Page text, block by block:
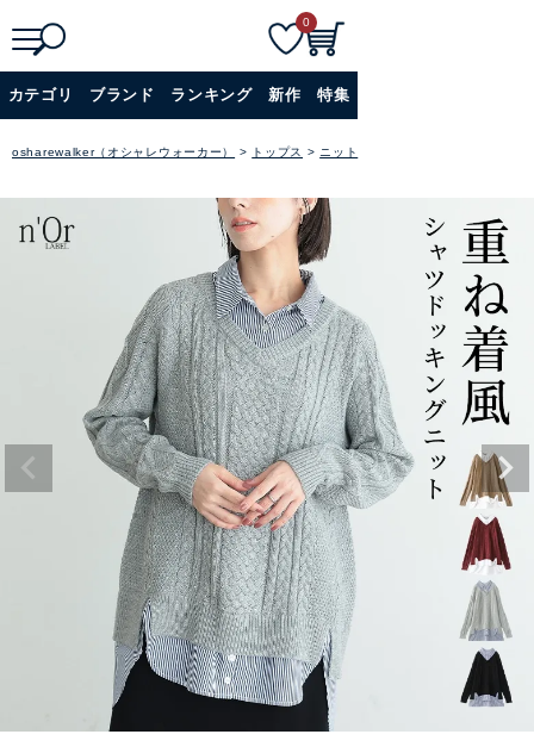
詳細検索
0
カテゴリ ブランド ランキング 新作 特集
osharewalker（オシャレウォーカー） トップス ニット